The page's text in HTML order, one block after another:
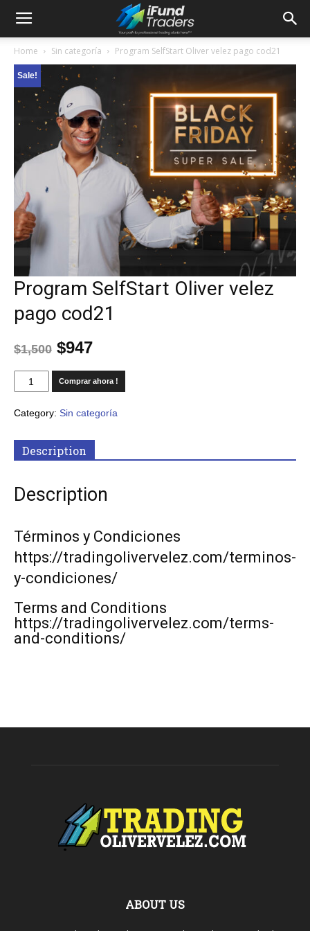
Home Sin categoría Program SelfStart Oliver velez pago cod21
Sale!
Program SelfStart Oliver velez
pago cod21
$1,500 $947
Comprar ahora !
Category: Sin categoría
Description
Description
Términos y Condiciones
https://tradingolivervelez.com/terminos-
y-condiciones/
Terms and Conditions
https://tradingolivervelez.com/terms-
and-conditions/
ABOUT US